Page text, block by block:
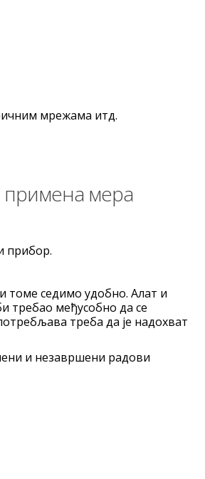
мрежама итд.
примена мера
прибор.
томе седимо удобно. Алат и
требао међусобно да се
треба да је надохват
и незавршени радови